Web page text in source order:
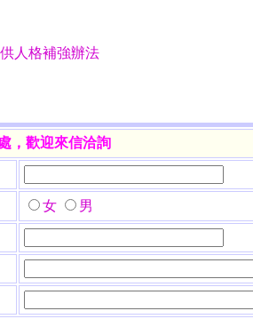
人格補強辦法
，歡迎來信洽詢
女 男